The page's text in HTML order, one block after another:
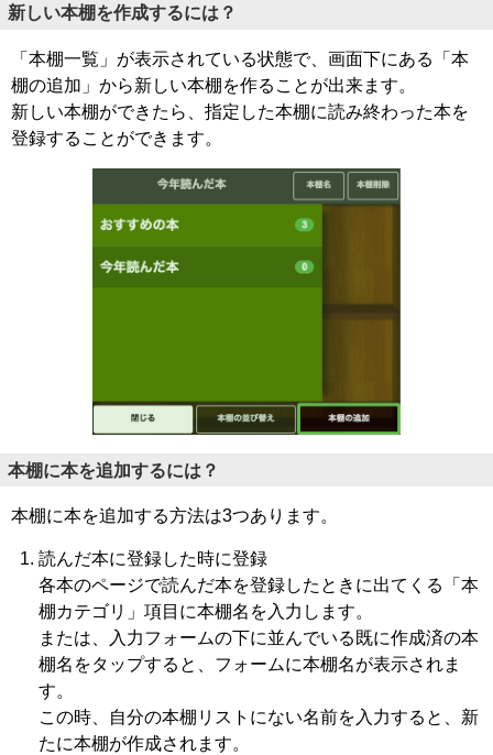
新しい本棚を作成するには？
「本棚一覧」が表示されている状態で、画面下にある「本
棚の追加」から新しい本棚を作ることが出来ます。
新しい本棚ができたら、指定した本棚に読み終わった本を
登録することができます。
本棚に本を追加するには？
本棚に本を追加する方法は3つあります。
読んだ本に登録した時に登録
各本のページで読んだ本を登録したときに出てくる「本
棚カテゴリ」項目に本棚名を入力します。
または、入力フォームの下に並んでいる既に作成済の本
棚名をタップすると、フォームに本棚名が表示されま
す。
この時、自分の本棚リストにない名前を入力すると、新
たに本棚が作成されます。